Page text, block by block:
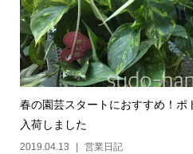
春の園芸スタートにおすすめ！ポ
入荷しました
2019.04.13 営業日記